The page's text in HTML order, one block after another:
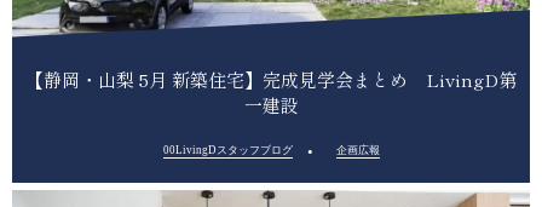
【静岡・山梨 5月 新築住宅】完成見学会まとめ LivingD第
一建設
00LivingDスタッフブログ 企画広報